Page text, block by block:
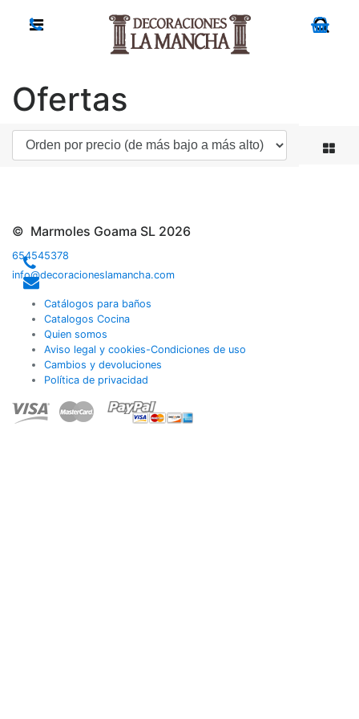
Ofertas
© Marmoles Goama SL 2026
654545378
info@decoracioneslamancha.com
Catálogos para baños
Catalogos Cocina
Quien somos
Aviso legal y cookies-Condiciones de uso
Cambios y devoluciones
Política de privacidad